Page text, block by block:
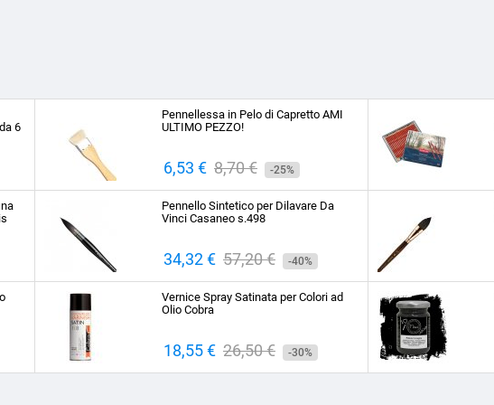
6
Pennellessa in Pelo di Capretto AMI
ULTIMO PEZZO!
Prezzo
6,53 € Prezzo
base
8,70 € -25%
Pennello Sintetico per Dilavare Da
Vinci Casaneo s.498
Prezzo
34,32 € Prezzo
base
57,20 € -40%
Vernice Spray Satinata per Colori ad
Olio Cobra
Prezzo
18,55 € Prezzo
base
26,50 € -30%